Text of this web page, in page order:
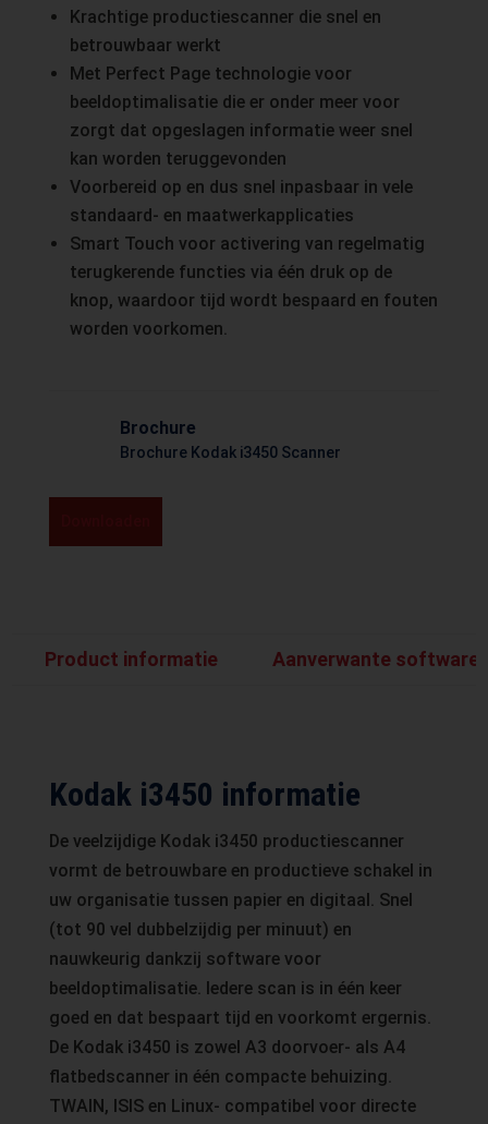
Krachtige productiescanner die snel en
betrouwbaar werkt
Met Perfect Page technologie voor
beeldoptimalisatie die er onder meer voor
zorgt dat opgeslagen informatie weer snel
kan worden teruggevonden
Voorbereid op en dus snel inpasbaar in vele
standaard- en maatwerkapplicaties
Smart Touch voor activering van regelmatig
terugkerende functies via één druk op de
knop, waardoor tijd wordt bespaard en fouten
worden voorkomen.
Brochure
Brochure Kodak i3450 Scanner
Product informatie Aanverwante software
Kodak i3450 informatie
De veelzijdige Kodak i3450 productiescanner
vormt de betrouwbare en productieve schakel in
uw organisatie tussen papier en digitaal. Snel
(tot 90 vel dubbelzijdig per minuut) en
nauwkeurig dankzij software voor
beeldoptimalisatie. Iedere scan is in één keer
goed en dat bespaart tijd en voorkomt ergernis.
De Kodak i3450 is zowel A3 doorvoer- als A4
flatbedscanner in één compacte behuizing.
TWAIN, ISIS en Linux- compatibel voor directe